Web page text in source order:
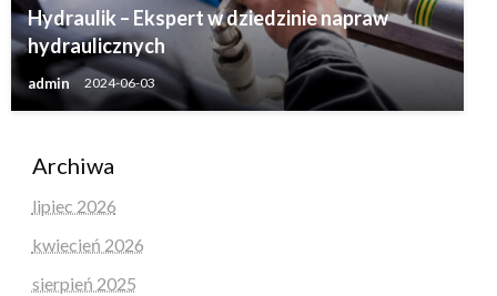
Hydraulik – Ekspert w dziedzinie napraw
hydraulicznych
admin 2024-06-03
Archiwa
lipiec 2026
kwiecień 2026
sierpień 2025